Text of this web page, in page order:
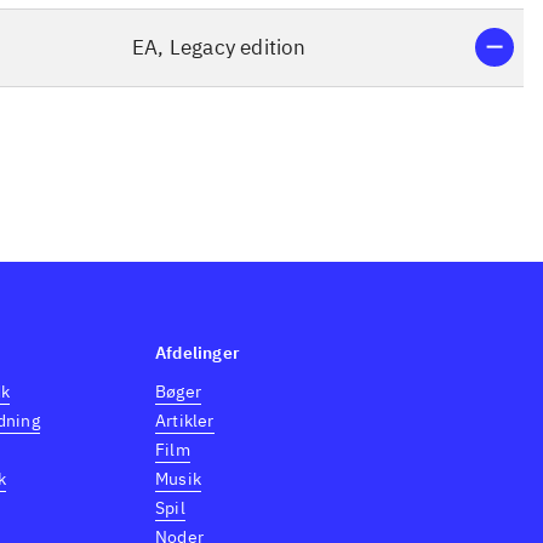
EA, Legacy edition
Afdelinger
Bøger
Artikler
Film
Musik
Spil
Noder